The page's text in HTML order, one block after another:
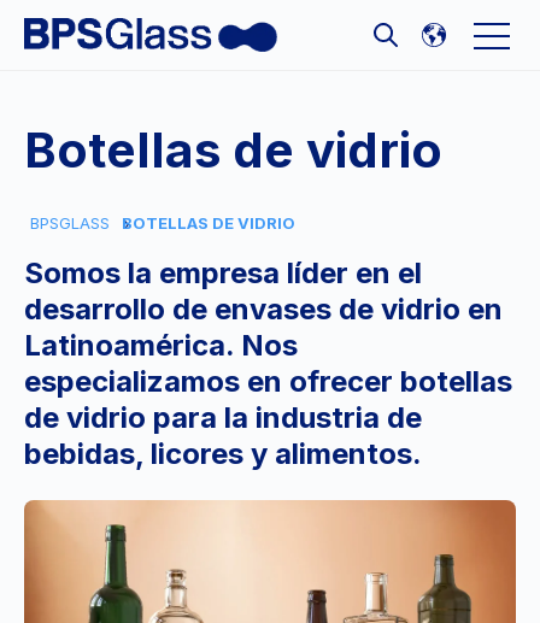
Open
Open search
Botellas de vidrio
BPSGLASS BOTELLAS DE VIDRIO
Somos la empresa líder en el
desarrollo de envases de vidrio en
Latinoamérica. Nos
especializamos en ofrecer botellas
de vidrio para la industria de
bebidas, licores y alimentos.